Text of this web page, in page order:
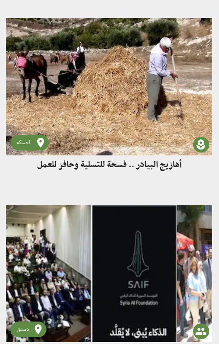
الحسكة
أهازيج البيادر .. فسحة للتسلية وحافز للعمل
دمشق